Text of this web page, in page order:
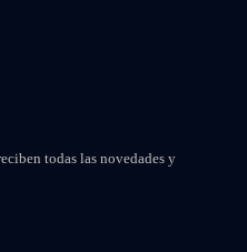
todas las novedades y